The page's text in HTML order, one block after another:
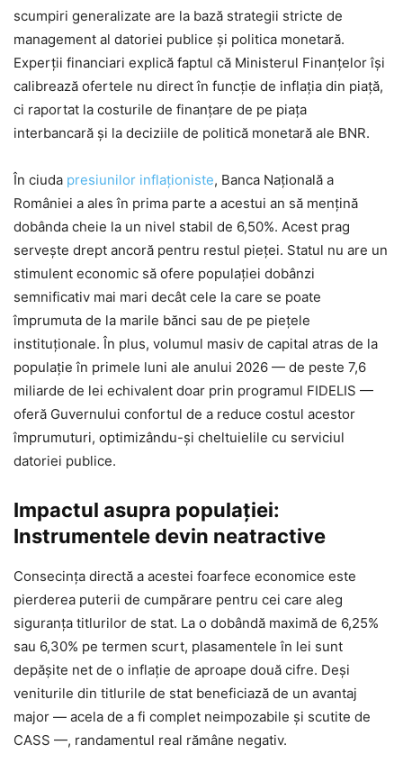
scumpiri generalizate are la bază strategii stricte de
management al datoriei publice și politica monetară.
Experții financiari explică faptul că Ministerul Finanțelor își
calibrează ofertele nu direct în funcție de inflația din piață,
ci raportat la costurile de finanțare de pe piața
interbancară și la deciziile de politică monetară ale BNR.
În ciuda presiunilor inflaționiste, Banca Națională a
României a ales în prima parte a acestui an să mențină
dobânda cheie la un nivel stabil de 6,50%. Acest prag
servește drept ancoră pentru restul pieței. Statul nu are un
stimulent economic să ofere populației dobânzi
semnificativ mai mari decât cele la care se poate
împrumuta de la marile bănci sau de pe piețele
instituționale. În plus, volumul masiv de capital atras de la
populație în primele luni ale anului 2026 — de peste 7,6
miliarde de lei echivalent doar prin programul FIDELIS —
oferă Guvernului confortul de a reduce costul acestor
împrumuturi, optimizându-și cheltuielile cu serviciul
datoriei publice.
Impactul asupra populației:
Instrumentele devin neatractive
Consecința directă a acestei foarfece economice este
pierderea puterii de cumpărare pentru cei care aleg
siguranța titlurilor de stat. La o dobândă maximă de 6,25%
sau 6,30% pe termen scurt, plasamentele în lei sunt
depășite net de o inflație de aproape două cifre. Deși
veniturile din titlurile de stat beneficiază de un avantaj
major — acela de a fi complet neimpozabile și scutite de
CASS —, randamentul real rămâne negativ.